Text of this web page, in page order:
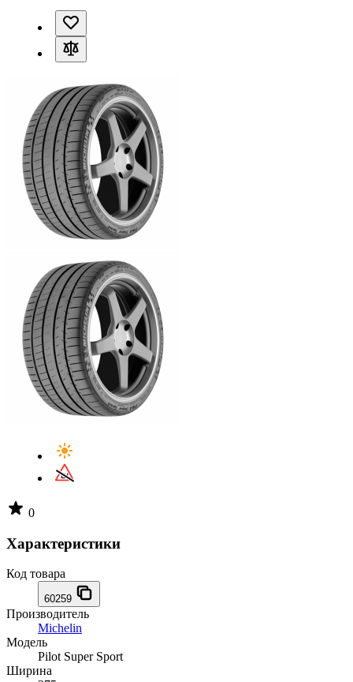
0
Характеристики
Код товара
60259
Производитель
Michelin
Модель
Pilot Super Sport
Ширина